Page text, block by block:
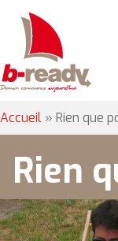
Accueil » Rien que
Rien